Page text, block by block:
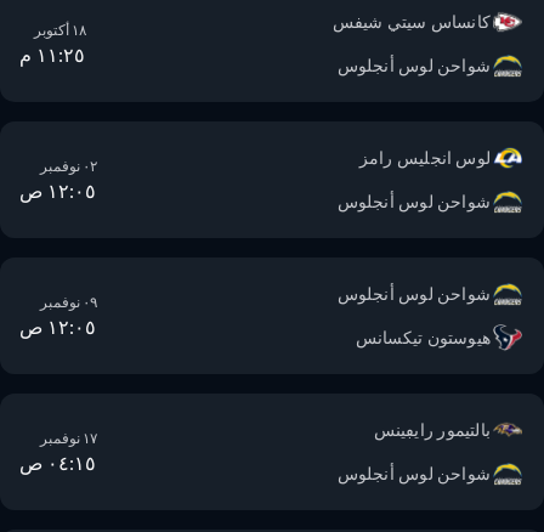
كانساس سيتي شيفس
شواحن لوس أنجلوس ١١:٢٥ م
لوس انجليس رامز
شواحن لوس أنجلوس ١٢:٠٥ ص
شواحن لوس أنجلوس
هيوستون تيكسانس ١٢:٠٥ ص
بالتيمور رايڢينس
شواحن لوس أنجلوس ٠٤:١٥ ص